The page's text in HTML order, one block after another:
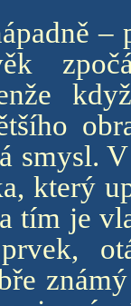
–
smysl.
který
tím je
prvek,